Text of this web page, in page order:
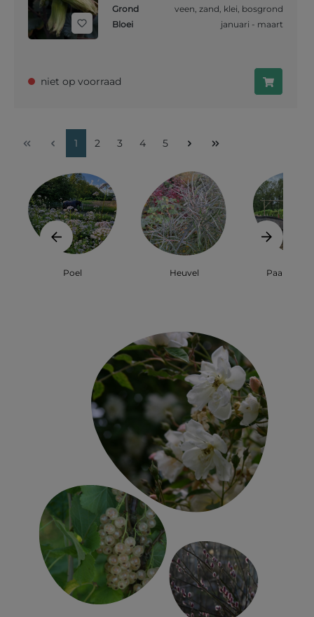
Grond veen, zand, klei, bosgrond
Bloei
januari - maart
niet op voorraad
1 2 3 4 5
Poel Heuvel